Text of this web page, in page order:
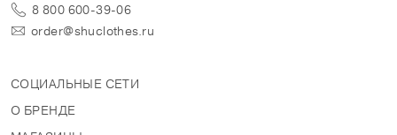
8 800 600-39-06
order@shuclothes.ru
СОЦИАЛЬНЫЕ СЕТИ
О БРЕНДЕ